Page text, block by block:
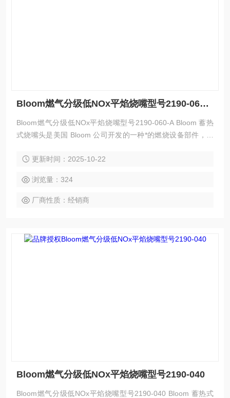
Bloom燃气分级低NOx平焰烧嘴型号2190-060-A
Bloom燃气分级低NOx平焰烧嘴型号2190-060-A Bloom 蓄热
式烧嘴头是美国 Bloom 公司开发的一种*的燃烧设备部件，具
更新时间：2025-10-22
浏览量：324
厂商性质：经销商
Bloom燃气分级低NOx平焰烧嘴型号2190-040
Bloom燃气分级低NOx平焰烧嘴型号2190-040 Bloom 蓄热式